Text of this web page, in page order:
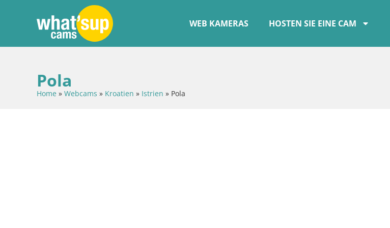
WEB KAMERAS HOSTEN SIE EINE CAM
Pola
Home » Webcams » Kroatien » Istrien » Pola